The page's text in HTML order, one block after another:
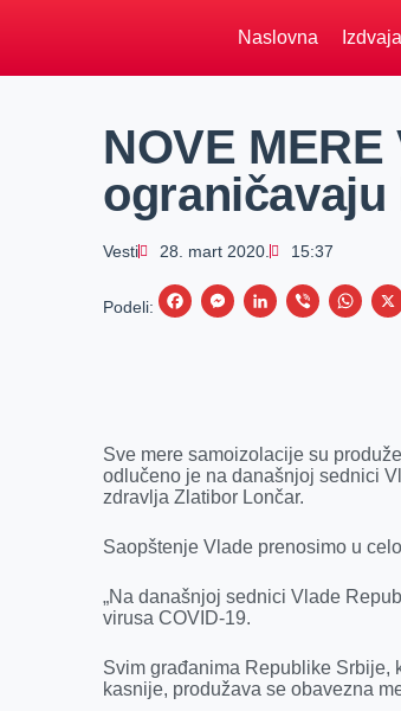
Naslovna
NOVE
ograničavaju
Vesti 28. mart 2020. 15:37
Podeli:
F
o
o
M
n
g
L
d
I
V
W
A
Sve mere samoizolacije su
odlučeno je na današnjoj sednici
zdravlja Zlatibor Lončar.
Saopštenje Vlade prenosimo u
„Na današnjoj sednici Vlade
virusa COVID-19.
Svim građanima Republike Srbije,
kasnije, produžava se obavezna